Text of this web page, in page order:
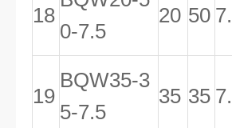
18
0-7.5
20 50
19
BQW35-3
5-7.5
35 35